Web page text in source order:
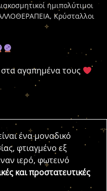
ημιπολύτιμοι
, Κρύσταλλοι
αγαπημένα τους
ένα μοναδικό
φτιαγμένο εξ
ιερό, φωτεινό
και προστατευτικές